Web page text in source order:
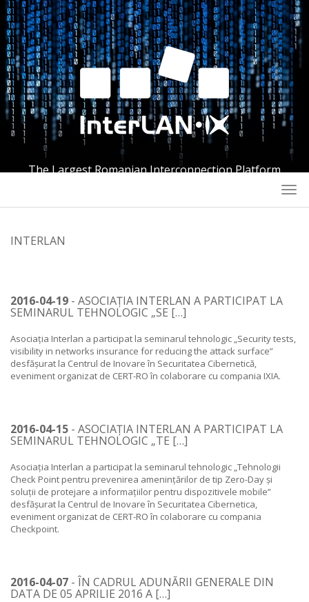
The Largest Romanian Interconnection Platform
INTERLAN
2016-04-19 - ASOCIAȚIA INTERLAN A PARTICIPAT LA
SEMINARUL TEHNOLOGIC „SE […]
Asociația Interlan a participat la seminarul tehnologic „Security tests,
visibility in networks insurance for reducing the attack surface”
desfășurat la Centrul de Inovare în Securitatea Cibernetică,
eveniment organizat de CERT-RO în colaborare cu compania IXIA.
2016-04-15 - ASOCIAȚIA INTERLAN A PARTICIPAT LA
SEMINARUL TEHNOLOGIC „TE […]
Asociația Interlan a participat la seminarul tehnologic „Tehnologii
Check Point pentru prevenirea amenințărilor de tip Zero-Day și
soluții de protejare a informațiilor pentru dispozitivele mobile”
desfășurat la Centrul de Inovare în Securitatea Cibernetica,
eveniment organizat de CERT-RO în colaborare cu compania
Checkpoint.
2016-04-07 - ÎN CADRUL ADUNĂRII GENERALE DIN
DATA DE 05 APRILIE 2016 A […]